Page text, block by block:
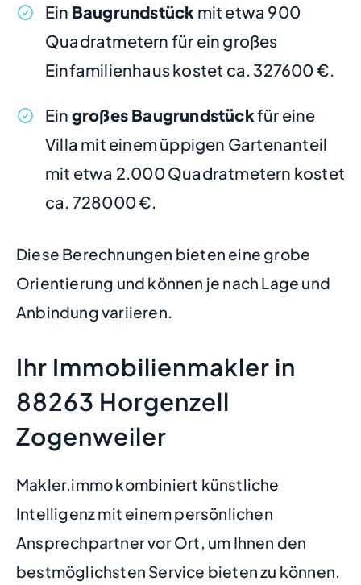
Ein Baugrundstück mit etwa 900
Quadratmetern für ein großes
Einfamilienhaus kostet ca. 327600 €.
Ein großes Baugrundstückfür eine
Villa mit einem üppigen Gartenanteil
mit etwa 2.000 Quadratmetern kostet
ca. 728000 €.
Diese Berechnungen bieten eine grobe
Orientierung und können je nach Lage und
Anbindung variieren.
Ihr Immobilienmakler in
88263 Horgenzell
Zogenweiler
Makler.immo kombiniert künstliche
Intelligenz mit einem persönlichen
Ansprechpartner vor Ort, um Ihnen den
bestmöglichsten Service bieten zu können.